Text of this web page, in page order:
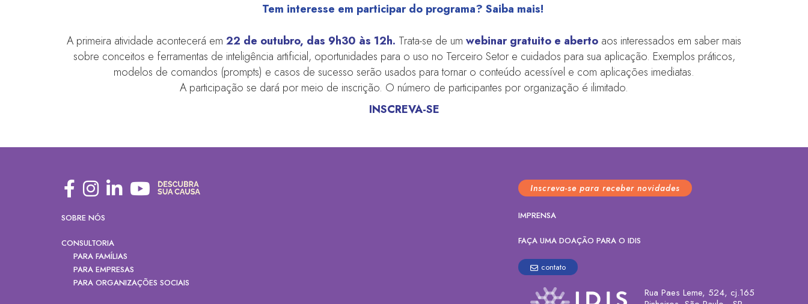
Tem interesse em participar do programa? Saiba mais!
A primeira atividade acontecerá em 22 de outubro, das 9h30 às 12h. Trata-se de um webinar gratuito e aberto aos interessados em saber mais
sobre conceitos e ferramentas de inteligência artificial, oportunidades para o uso no Terceiro Setor e cuidados para sua aplicação. Exemplos práticos,
modelos de comandos (prompts) e casos de sucesso serão usados para tornar o conteúdo acessível e com aplicações imediatas.
A participação se dará por meio de inscrição. O número de participantes por organização é ilimitado.
INSCREVA-SE
SOBRE NÓS
CONSULTORIA
PARA FAMÍLIAS
PARA EMPRESAS
PARA ORGANIZAÇÕES SOCIAIS
Inscreva-se para receber novidades
IMPRENSA
FAÇA UMA DOAÇÃO PARA O IDIS
contato
Rua Paes Leme, 524, cj.165